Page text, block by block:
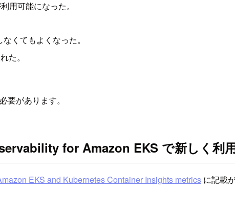
用可能になった。
くてもよくなった。
た。
要があります。
for Amazon EKS で新しく利
EKS and Kubernetes Container Insights metrics に記載